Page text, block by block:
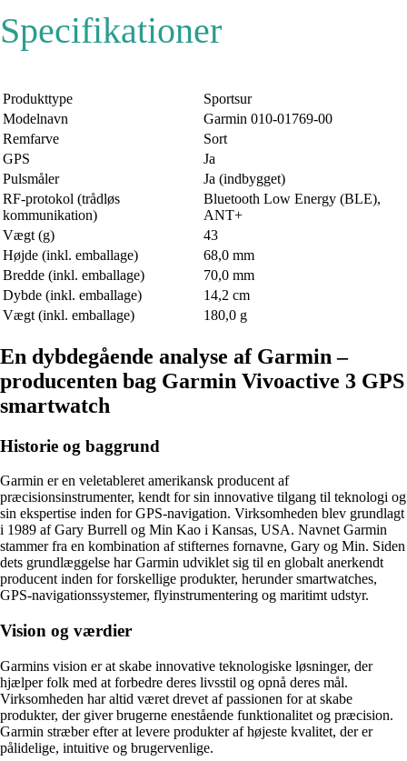
Specifikationer
Produkttype
Sportsur
Modelnavn
Garmin 010-01769-00
Remfarve
Sort
GPS
Ja
Pulsmåler
Ja (indbygget)
RF-protokol (trådløs
kommunikation)
Bluetooth Low Energy (BLE),
ANT+
Vægt (g)
43
Højde (inkl. emballage)
68,0 mm
Bredde (inkl. emballage)
70,0 mm
Dybde (inkl. emballage)
14,2 cm
Vægt (inkl. emballage)
180,0 g
En dybdegående analyse af Garmin –
producenten bag Garmin Vivoactive 3 GPS
smartwatch
Historie og baggrund
Garmin er en veletableret amerikansk producent af
præcisionsinstrumenter, kendt for sin innovative tilgang til teknologi og
sin ekspertise inden for GPS-navigation. Virksomheden blev grundlagt
i 1989 af Gary Burrell og Min Kao i Kansas, USA. Navnet Garmin
stammer fra en kombination af stifternes fornavne, Gary og Min. Siden
dets grundlæggelse har Garmin udviklet sig til en globalt anerkendt
producent inden for forskellige produkter, herunder smartwatches,
GPS-navigationssystemer, flyinstrumentering og maritimt udstyr.
Vision og værdier
Garmins vision er at skabe innovative teknologiske løsninger, der
hjælper folk med at forbedre deres livsstil og opnå deres mål.
Virksomheden har altid været drevet af passionen for at skabe
produkter, der giver brugerne enestående funktionalitet og præcision.
Garmin stræber efter at levere produkter af højeste kvalitet, der er
pålidelige, intuitive og brugervenlige.